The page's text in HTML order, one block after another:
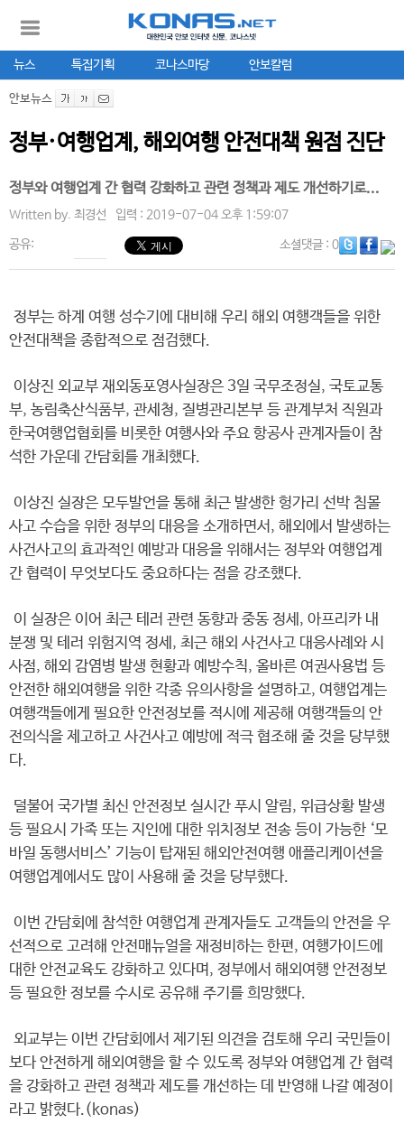
뉴스 특집기획 코나스마당 안보칼럼
안보뉴스
정부·여행업계, 해외여행 안전대책 원점 진단
정부와 여행업계 간 협력 강화하고 관련 정책과 제도 개선하기로...
Written by. 최경선 입력 : 2019-07-04 오후 1:59:07
공유: 소셜댓글: 0
정부는 하계 여행 성수기에 대비해 우리 해외 여행객들을 위한
안전대책을 종합적으로 점검했다.
이상진 외교부 재외동포영사실장은 3일 국무조정실, 국토교통
부, 농림축산식품부, 관세청, 질병관리본부 등 관계부처 직원과
한국여행업협회를 비롯한 여행사와 주요 항공사 관계자들이 참
석한 가운데 간담회를 개최했다.
이상진 실장은 모두발언을 통해 최근 발생한 헝가리 선박 침몰
사고 수습을 위한 정부의 대응을 소개하면서, 해외에서 발생하는
사건사고의 효과적인 예방과 대응을 위해서는 정부와 여행업계
간 협력이 무엇보다도 중요하다는 점을 강조했다.
이 실장은 이어 최근 테러 관련 동향과 중동 정세, 아프리카 내
분쟁 및 테러 위험지역 정세, 최근 해외 사건사고 대응사례와 시
사점, 해외 감염병 발생 현황과 예방수칙, 올바른 여권사용법 등
안전한 해외여행을 위한 각종 유의사항을 설명하고, 여행업계는
여행객들에게 필요한 안전정보를 적시에 제공해 여행객들의 안
전의식을 제고하고 사건사고 예방에 적극 협조해 줄 것을 당부했
다.
덜불어 국가별 최신 안전정보 실시간 푸시 알림, 위급상황 발생
등 필요시 가족 또는 지인에 대한 위치정보 전송 등이 가능한 ‘모
바일 동행서비스’ 기능이 탑재된 해외안전여행 애플리케이션을
여행업계에서도 많이 사용해 줄 것을 당부했다.
이번 간담회에 참석한 여행업계 관계자들도 고객들의 안전을 우
선적으로 고려해 안전매뉴얼을 재정비하는 한편, 여행가이드에
대한 안전교육도 강화하고 있다며, 정부에서 해외여행 안전정보
등 필요한 정보를 수시로 공유해 주기를 희망했다.
외교부는 이번 간담회에서 제기된 의견을 검토해 우리 국민들이
보다 안전하게 해외여행을 할 수 있도록 정부와 여행업계 간 협력
을 강화하고 관련 정책과 제도를 개선하는 데 반영해 나갈 예정이
라고 밝혔다.(konas)